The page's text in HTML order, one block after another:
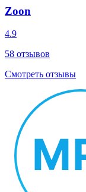
Zoon
4.9
58 отзывов
Смотреть отзывы